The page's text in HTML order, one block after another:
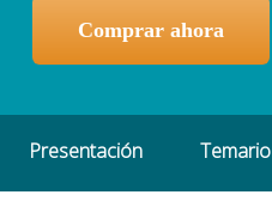
Comprar ahora
Presentación Temario